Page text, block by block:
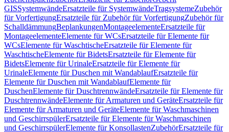
GISSystemwändeErsatzteile für SystemwändeTragsystemeZubehör
für VorfertigungErsatzteile für Zubehör für VorfertigungZubehör für
SchalldämmungBeplankungenMontageelementeErsatzteile für
MontageelementeElemente für WCsErsatzteile für Elemente für
WCsElemente für WaschtischeErsatzteile für Elemente für
WaschtischeElemente für BidetsErsatzteile für Elemente für
BidetsElemente für UrinaleErsatzteile für Elemente für
UrinaleElemente für Duschen mit WandablaufErsatzteile für
Elemente für Duschen mit WandablaufElemente für
DuschenElemente für DuschtrennwändeErsatzteile für Elemente für
DuschtrennwändeElemente für Armaturen und GeräteErsatzteile für
Elemente für Armaturen und GeräteElemente für Waschmaschinen
und GeschirrspülerErsatzteile für Elemente für Waschmaschinen
und GeschirrspülerElemente für KonsollastenZubehörErsatzteile für